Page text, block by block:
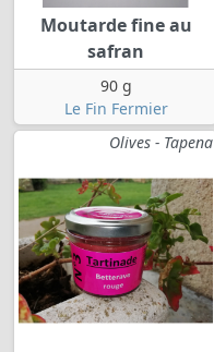
Moutarde fine au
safran
90 g
Le Fin Fermier
Olives - Tapena